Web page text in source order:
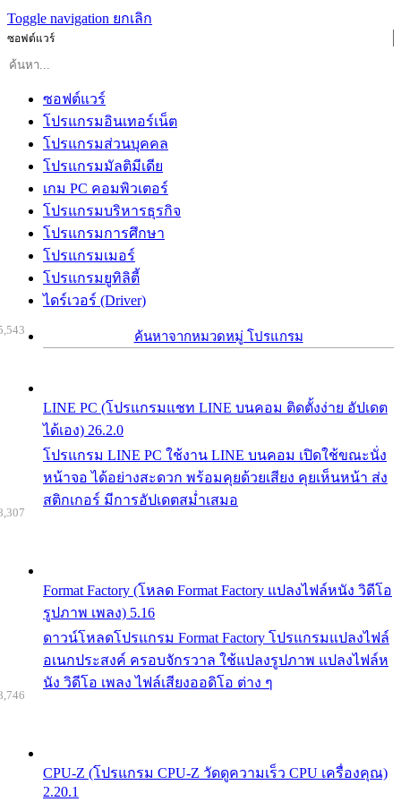
Toggle navigation ยกเลิก
ซอฟต์แวร์
ซอฟต์แวร์
โปรแกรมอินเทอร์เน็ต
โปรแกรมส่วนบุคคล
โปรแกรมมัลติมีเดีย
เกม PC คอมพิวเตอร์
โปรแกรมบริหารธุรกิจ
โปรแกรมการศึกษา
โปรแกรมเมอร์
โปรแกรมยูทิลิตี้
ไดร์เวอร์ (Driver)
ค้นหาจากหมวดหมู่ โปรแกรม
LINE PC (โปรแกรมแชท LINE บนคอม ติดตั้งง่าย อัปเดต
ได้เอง) 26.2.0
โปรแกรม LINE PC ใช้งาน LINE บนคอม เปิดใช้ขณะนั่ง
หน้าจอ ได้อย่างสะดวก พร้อมคุยด้วยเสียง คุยเห็นหน้า ส่ง
สติกเกอร์ มีการอัปเดตสม่ำเสมอ
Format Factory (โหลด Format Factory แปลงไฟล์หนัง วิดีโอ
รูปภาพ เพลง) 5.16
ดาวน์โหลดโปรแกรม Format Factory โปรแกรมแปลงไฟล์
อเนกประสงค์ ครอบจักรวาล ใช้แปลงรูปภาพ แปลงไฟล์ห
นัง วิดีโอ เพลง ไฟล์เสียงออดิโอ ต่าง ๆ
CPU-Z (โปรแกรม CPU-Z วัดดูความเร็ว CPU เครื่องคุณ)
2.20.1